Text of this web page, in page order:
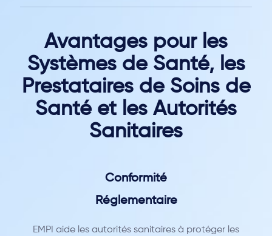
Avantages pour les
Systèmes de Santé, les
Prestataires de Soins de
Santé et les Autorités
Sanitaires
Conformité
Réglementaire
EMPI aide les autorités sanitaires à protéger les